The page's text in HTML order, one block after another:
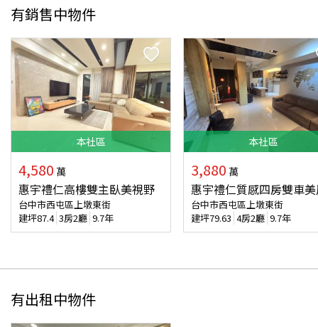
有銷售中物件
本社區
4,580 萬
惠宇禮仁高樓雙主臥美視野
台中市西屯區上墩東街
建坪87.4 3房2廳 9.7年
本社區
3,880 萬
惠宇禮仁質感四房雙車
台中市西屯區上墩東街
建坪79.63 4房2廳 9.7年
有出租中物件